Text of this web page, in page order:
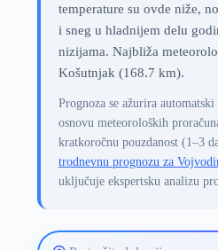
temperature su ovde niže,
i sneg u hladnijem delu
nizijama. Najbliža
Košutnjak (168.7 km).
Prognoza se ažurira
osnovu meteoroloških
kratkoročnu pouzdanost (1–3
trodnevnu prognozu za
uključuje ekspertsku analizu